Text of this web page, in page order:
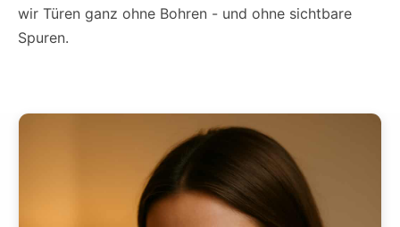
wir Türen ganz ohne Bohren - und ohne sichtbare
Spuren.